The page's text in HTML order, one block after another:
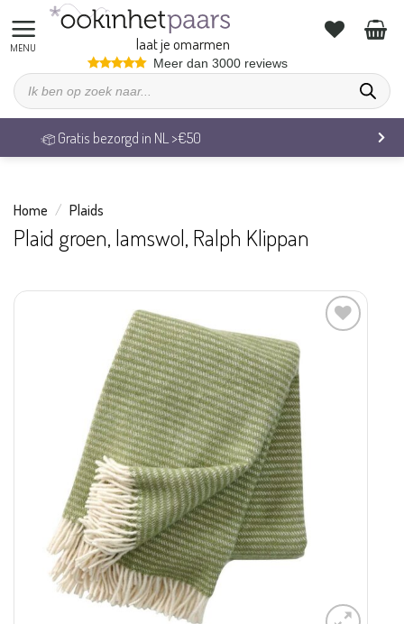
naar
inhoud
laat je omarmen
Meer dan 3000 reviews
Producten
zoeken
Veilig betalen & 14
Home / Plaids
Plaid groen, lamswol, Ralph Klippan
verlanglijst
toevoegen